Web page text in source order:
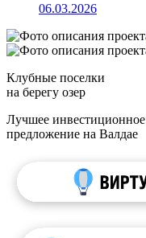
06.03.2026
Клубные поселки
на берегу озер
Лучшее инвестиционное
предложение на Валдае